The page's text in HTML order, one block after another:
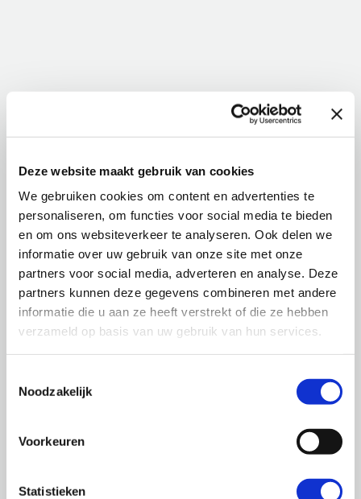
Deze website maakt gebruik van cookies
We gebruiken cookies om content en advertenties te
personaliseren, om functies voor social media te bieden
en om ons websiteverkeer te analyseren. Ook delen we
informatie over uw gebruik van onze site met onze
partners voor social media, adverteren en analyse. Deze
partners kunnen deze gegevens combineren met andere
informatie die u aan ze heeft verstrekt of die ze hebben
verzameld op basis van uw gebruik van hun services.
Noodzakelijk
Voorkeuren
Statistieken